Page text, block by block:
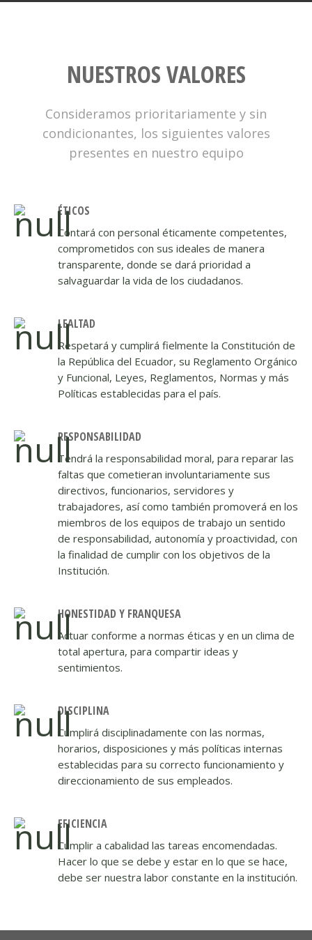
NUESTROS VALORES
Consideramos prioritariamente y sin
condicionantes, los siguientes valores
presentes en nuestro equipo
ÉTICOS
Contará con personal éticamente competentes,
comprometidos con sus ideales de manera
transparente, donde se dará prioridad a
salvaguardar la vida de los ciudadanos.
LEALTAD
Respetará y cumplirá fielmente la Constitución de
la República del Ecuador, su Reglamento Orgánico
y Funcional, Leyes, Reglamentos, Normas y más
Políticas establecidas para el país.
RESPONSABILIDAD
Tendrá la responsabilidad moral, para reparar las
faltas que cometieran involuntariamente sus
directivos, funcionarios, servidores y
trabajadores, así como también promoverá en los
miembros de los equipos de trabajo un sentido
de responsabilidad, autonomía y proactividad, con
la finalidad de cumplir con los objetivos de la
Institución.
HONESTIDAD Y FRANQUESA
Actuar conforme a normas éticas y en un clima de
total apertura, para compartir ideas y
sentimientos.
DISCIPLINA
Cumplirá disciplinadamente con las normas,
horarios, disposiciones y más políticas internas
establecidas para su correcto funcionamiento y
direccionamiento de sus empleados.
EFICIENCIA
Cumplir a cabalidad las tareas encomendadas.
Hacer lo que se debe y estar en lo que se hace,
debe ser nuestra labor constante en la institución.